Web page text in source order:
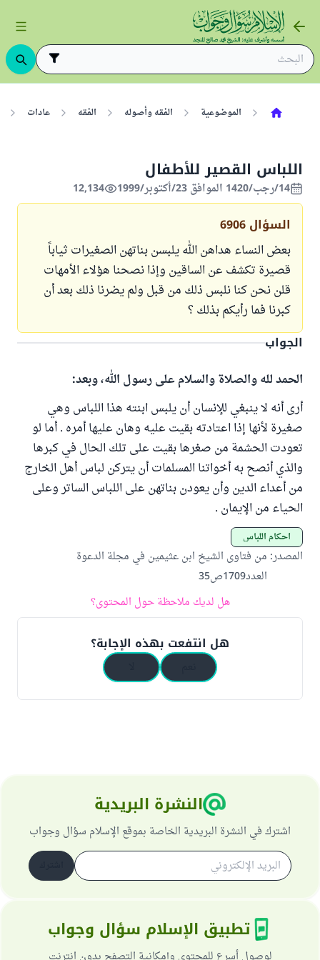
الموضوعية الفقه وأصوله الفقه عادات
اللباس القصير للأطفال
14/رجب/1420 الموافق 23/أكتوبر/1999 12,134
السؤال 6906
بعض النساء هداهن الله يلبسن بناتهن الصغيرات ثياباً
قصيرة تكشف عن الساقين وإذا نصحنا هؤلاء الأمهات
قلن نحن كنا نلبس ذلك من قبل ولم يضرنا ذلك بعد أن
كبرنا فما رأيكم بذلك ؟
الجواب
الحمد لله والصلاة والسلام على رسول الله، وبعد:
أرى أنه لا ينبغي للإنسان أن يلبس ابنته هذا اللباس وهي
صغيرة لأنها إذا اعتادته بقيت عليه وهان عليها أمره . أما لو
تعودت الحشمة من صغرها بقيت على تلك الحال في كبرها
والذي أنصح به أخواتنا المسلمات أن يتركن لباس أهل الخارج
من أعداء الدين وأن يعودن بناتهن على اللباس الساتر وعلى
الحياء من الإيمان .
أحكام اللباس
المصدر: من فتاوى الشيخ ابن عثيمين في مجلة الدعوة
العدد1709ص35
هل لديك ملاحظة حول المحتوى؟
هل انتفعت بهذه الإجابة؟
النشرة البريدية
اشترك في النشرة البريدية الخاصة بموقع الإسلام سؤال وجواب
تطبيق الإسلام سؤال وجواب